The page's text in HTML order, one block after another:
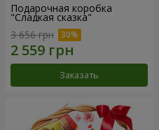
Подарочная коробка
"Сладкая сказка"
3 656 грн
Заказать